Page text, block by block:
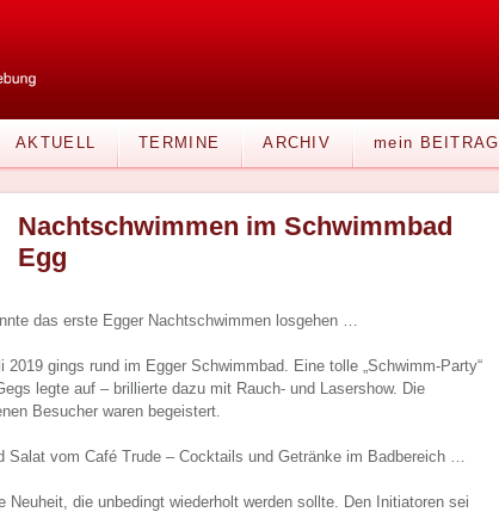
AKTUELL TERMINE ARCHIV mein BEITRAG
Nachtschwimmen im Schwimmbad
Egg
das erste Egger Nachtschwimmen losgehen …
2019 gings rund im Egger Schwimmbad. Eine tolle „Schwimm-Party“
legte auf – brillierte dazu mit Rauch- und Lasershow. Die
Besucher waren begeistert.
Salat vom Café Trude – Cocktails und Getränke im Badbereich …
Neuheit, die unbedingt wiederholt werden sollte. Den Initiatoren sei